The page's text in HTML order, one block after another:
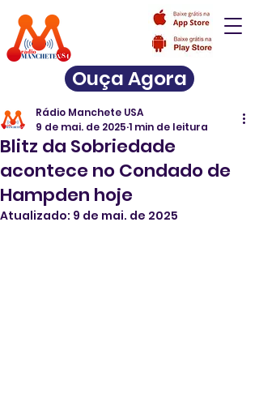
Ouça Agora
Blitz da Sobriedade
acontece no Condado de
Hampden hoje
Rádio Manchete USA
9 de mai. de 2025 1 min de leitura
Atualizado: 9 de mai. de 2025